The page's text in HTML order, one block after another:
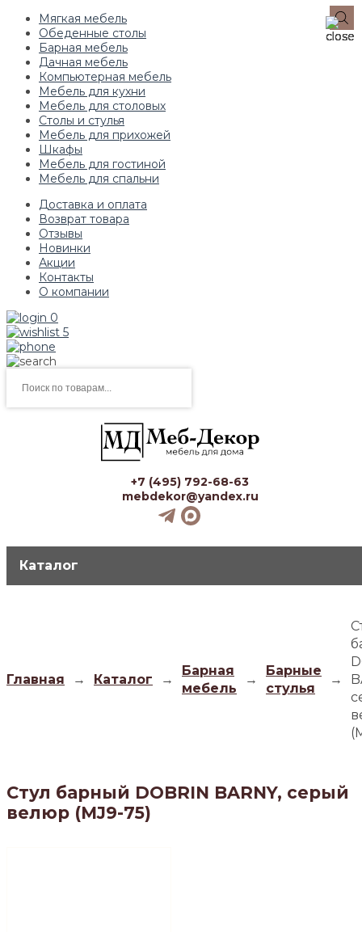
Мягкая мебель
Обеденные столы
Барная мебель
Дачная мебель
Компьютерная мебель
Мебель для кухни
Мебель для столовых
Столы и стулья
Мебель для прихожей
Шкафы
Мебель для гостиной
Мебель для спальни
Доставка и оплата
Возврат товара
Отзывы
Новинки
Акции
Контакты
О компании
0
5
товаров
+7 (495) 792-68-63
mebdekor@yandex.ru
Каталог
Главная → Каталог →
Барная
мебель
→
Барные
стулья
→
Стул барный DOBRIN BARNY, серый
велюр (MJ9-75)